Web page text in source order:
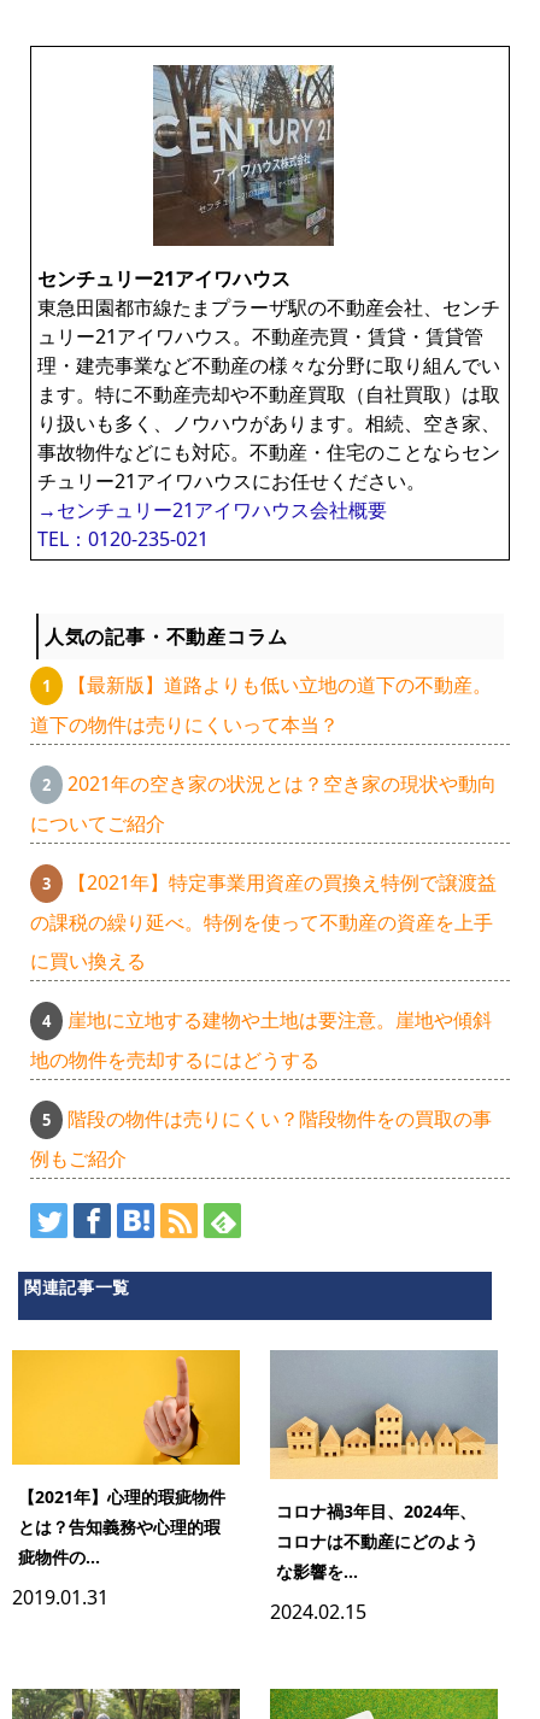
センチュリー21アイワハウス
東急田園都市線たまプラーザ駅の不動産会社、センチ
ュリー21アイワハウス。不動産売買・賃貸・賃貸管
理・建売事業など不動産の様々な分野に取り組んでい
ます。特に不動産売却や不動産買取（自社買取）は取
り扱いも多く、ノウハウがあります。相続、空き家、
事故物件などにも対応。不動産・住宅のことならセン
チュリー21アイワハウスにお任せください。
→センチュリー21アイワハウス会社概要
TEL：0120-235-021
人気の記事・不動産コラム
【最新版】道路よりも低い立地の道下の不動産。
道下の物件は売りにくいって本当？
2021年の空き家の状況とは？空き家の現状や動向
についてご紹介
【2021年】特定事業用資産の買換え特例で譲渡益
の課税の繰り延べ。特例を使って不動産の資産を上手
に買い換える
崖地に立地する建物や土地は要注意。崖地や傾斜
地の物件を売却するにはどうする
階段の物件は売りにくい？階段物件をの買取の事
例もご紹介
関連記事一覧
【2021年】心理的瑕疵物件
とは？告知義務や心理的瑕
疵物件の...
2019.01.31
コロナ禍3年目、2024年、
コロナは不動産にどのよう
な影響を...
2024.02.15